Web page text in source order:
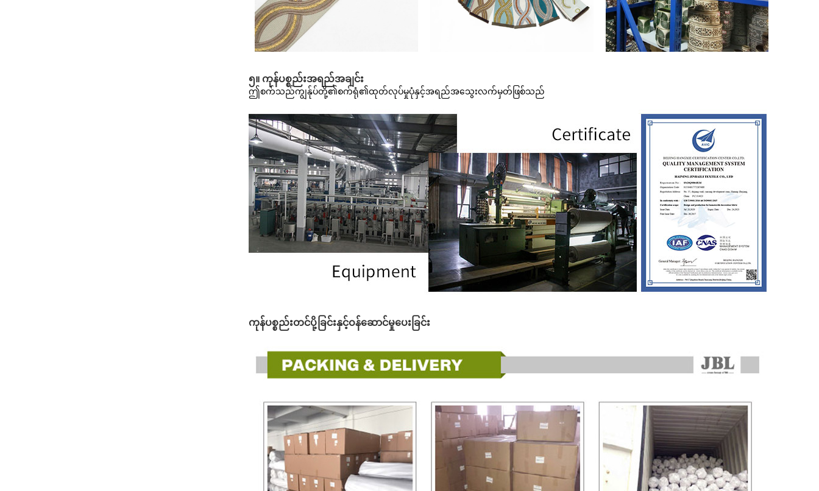
၅။ ကုန်ပစ္စည်းအရည်အချင်း
ဤစက်သည်ကျွန်ုပ်တို့၏စက်ရုံ၏ထုတ်လုပ်မှုပုံနှင့်အရည်အသွေးလက်မှတ်ဖြစ်သည်
ကုန်ပစ္စည်းတင်ပို့ခြင်းနှင့်ဝန်ဆောင်မှုပေးခြင်း